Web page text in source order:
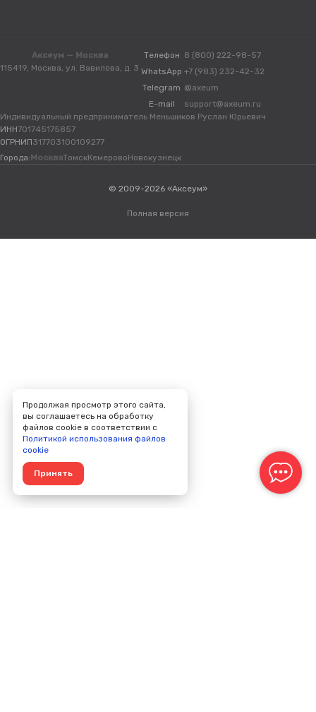
Аксеум — Москва
115419, Москва, ул. Вавилова, д. 3
Телефон 8 (800) 222-98-57
WhatsApp +7 (983) 232-42-32
Telegram @axeum
E-mail
support@axeum.ru
Индивидуальный предприниматель Меньшиков Руслан Юрьевич
ИНН701745175857
ОГРНИП317703100109277
Города: МоскваТомскКемеровоНовокузнецк
© 2009-2026 «Аксеум»
Полная версия
Продолжая просмотр этого сайта,
вы соглашаетесь на обработку
файлов cookie в соответствии с
Политикой использования файлов
cookie
Принять